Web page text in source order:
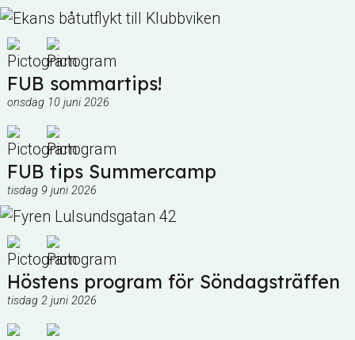
FUB sommartips!
onsdag 10 juni 2026
FUB tips Summercamp
tisdag 9 juni 2026
Höstens program för Söndagsträffen
tisdag 2 juni 2026